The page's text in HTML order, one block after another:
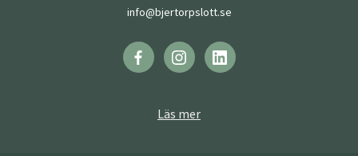
info@bjertorpslott.se
Läs mer